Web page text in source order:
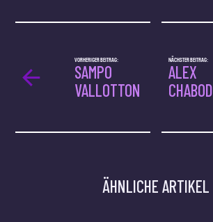
NÄCHSTER BEITRAG:
ALEX
CHABOD
VORHERIGER BEITRAG:
SAMPO
VALLOTTON
ÄHNLICHE ARTIKEL